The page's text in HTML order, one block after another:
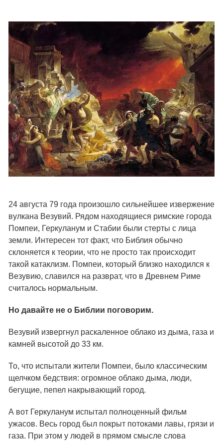
24 августа 79 года произошло сильнейшее извержение
вулкана Везувий. Рядом находящиеся римские города
Помпеи, Геркуланум и Стабии были стерты с лица
земли. Интересен тот факт, что Библия обычно
склоняется к теории, что не просто так происходит
такой катаклизм. Помпеи, который близко находился к
Везувию, славился на разврат, что в Древнем Риме
считалось нормальным.
Но давайте не о Библии поговорим.
Везувий извергнул раскаленное облако из дыма, газа и
камней высотой до 33 км.
То, что испытали жители Помпеи, было классическим
щелчком бедствия: огромное облако дыма, люди,
бегущие, пепел накрывающий город.
А вот Геркуланум испытал полноценный фильм
ужасов. Весь город был покрыт потоками лавы, грязи и
газа. При этом у людей в прямом смысле слова